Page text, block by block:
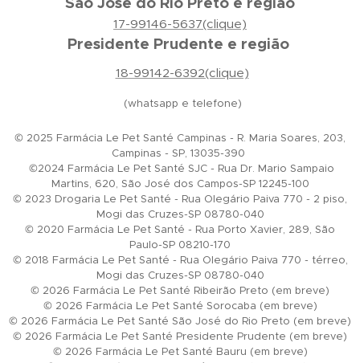
17-99146-5637(clique)
Presidente Prudente e região
18-99142-6392(clique)
(whatsapp e telefone)
© 2025 Farmácia Le Pet Santé Campinas - R. Maria Soares, 203,
Campinas - SP, 13035-390
©2024 Farmácia Le Pet Santé SJC - Rua Dr. Mario Sampaio
Martins, 620, São José dos Campos-SP 12245-100
© 2023 Drogaria Le Pet Santé - Rua Olegário Paiva 770 - 2 piso,
Mogi das Cruzes-SP 08780-040
© 2020 Farmácia Le Pet Santé - Rua Porto Xavier, 289, São
Paulo-SP 08210-170
© 2018 Farmácia Le Pet Santé - Rua Olegário Paiva 770 - térreo,
Mogi das Cruzes-SP 08780-040
© 2026 Farmácia Le Pet Santé Ribeirão Preto (em breve)
© 2026 Farmácia Le Pet Santé Sorocaba (em breve)
© 2026 Farmácia Le Pet Santé São José do Rio Preto (em breve)
© 2026 Farmácia Le Pet Santé Presidente Prudente (em breve)
© 2026 Farmácia Le Pet Santé Bauru (em breve)